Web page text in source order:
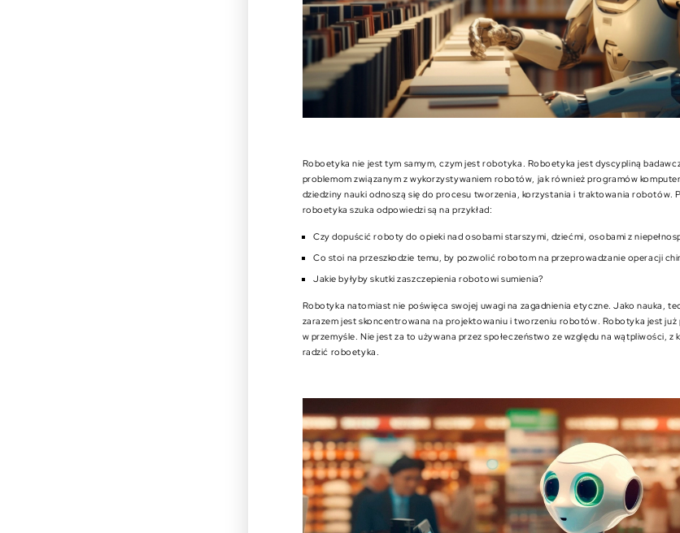
Roboetyka nie jest tym samym, czym jest robotyka. Roboetyka jest dyscypliną
problemom związanym z wykorzystywaniem robotów, jak również programów
dziedziny nauki odnoszą się do procesu tworzenia, korzystania i traktowania robotów.
roboetyka szuka odpowiedzi są na przykład:
Czy dopuścić roboty do opieki nad osobami starszymi, dziećmi, osobami z
Co stoi na przeszkodzie temu, by pozwolić robotom na przeprowadzanie operacji
Jakie byłyby skutki zaszczepienia robotowi sumienia?
Robotyka natomiast nie poświęca swojej uwagi na zagadnienia etyczne. Jako nauka,
zarazem jest skoncentrowana na projektowaniu i tworzeniu robotów. Robotyka jest już
w przemyśle. Nie jest za to używana przez społeczeństwo ze względu na wątpliwości, z
radzić roboetyka.